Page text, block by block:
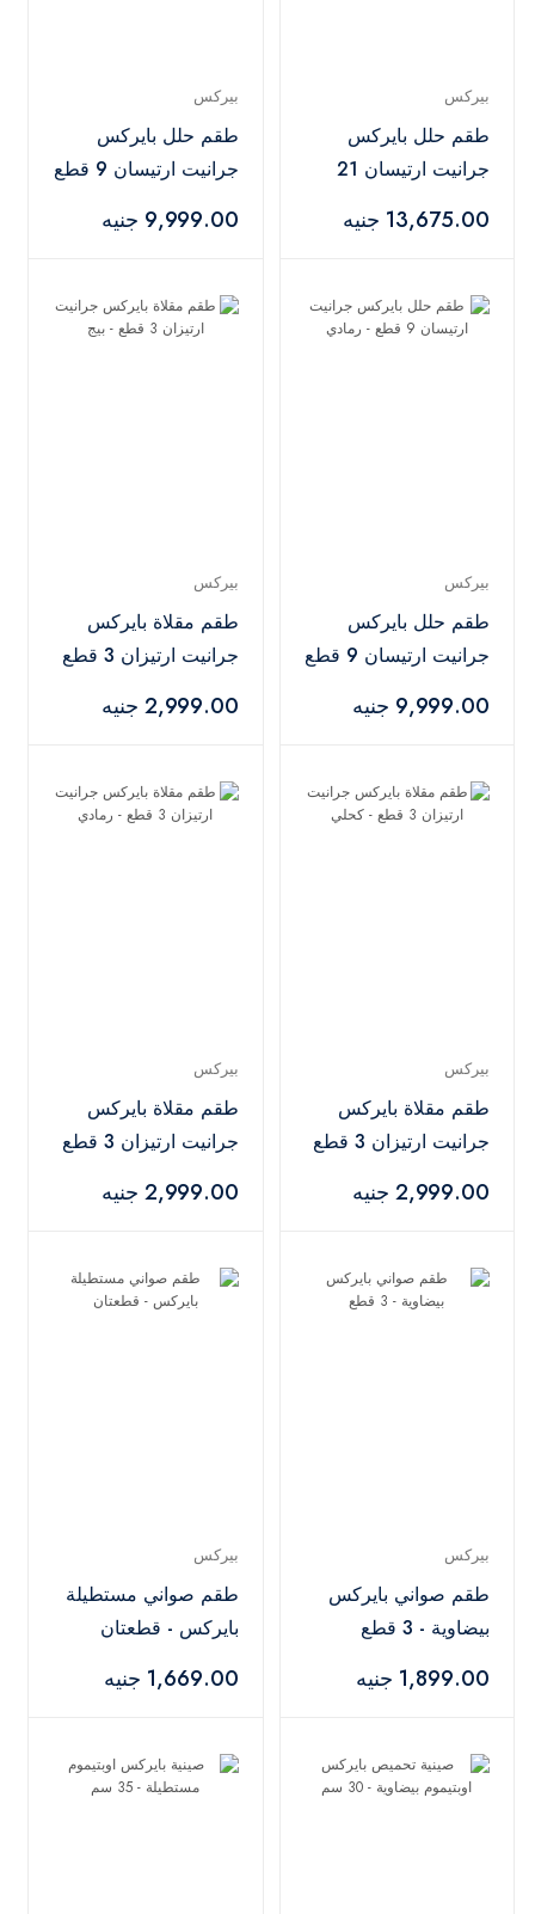
بيركس
طقم حلل بايركس
جرانيت ارتيسان 21
هدية - كحلي
13,675.00 جنيه
بيركس
طقم حلل بايركس
جرانيت ارتيسان 9 قطع
9,999.00 جنيه
بيركس
طقم حلل بايركس
جرانيت ارتيسان 9 قطع
9,999.00 جنيه
بيركس
طقم مقلاة بايركس
جرانيت ارتيزان 3 قطع
2,999.00 جنيه
بيركس
طقم مقلاة بايركس
جرانيت ارتيزان 3 قطع
2,999.00 جنيه
بيركس
طقم مقلاة بايركس
جرانيت ارتيزان 3 قطع
2,999.00 جنيه
بيركس
طقم صواني بايركس
بيضاوية - 3 قطع
1,899.00 جنيه
بيركس
طقم صواني مستطيلة
بايركس - قطعتان
1,669.00 جنيه